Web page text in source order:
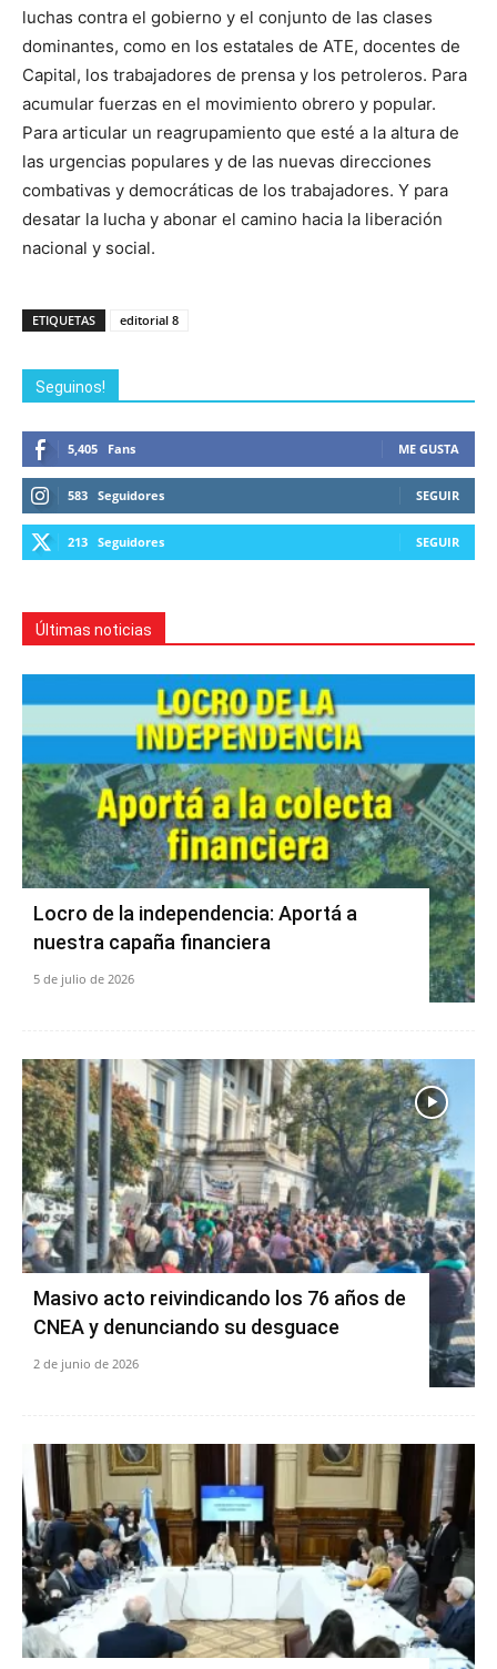
luchas contra el gobierno y el conjunto de las clases
dominantes, como en los estatales de ATE, docentes de
Capital, los trabajadores de prensa y los petroleros. Para
acumular fuerzas en el movimiento obrero y popular.
Para articular un reagrupamiento que esté a la altura de
las urgencias populares y de las nuevas direcciones
combativas y democráticas de los trabajadores. Y para
desatar la lucha y abonar el camino hacia la liberación
nacional y social.
ETIQUETAS editorial 8
Seguinos!
5,405 Fans ME GUSTA
583 Seguidores SEGUIR
213 Seguidores SEGUIR
Últimas noticias
Locro de la independencia: Aportá a
nuestra capaña financiera
5 de julio de 2026
Masivo acto reivindicando los 76 años de
CNEA y denunciando su desguace
2 de junio de 2026